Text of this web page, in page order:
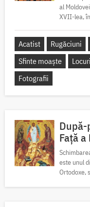
al
XVII-lea,
Acatist Rugăciuni
Sfinte moaște
Fotografii
Față
este unul
Ortodoxe,